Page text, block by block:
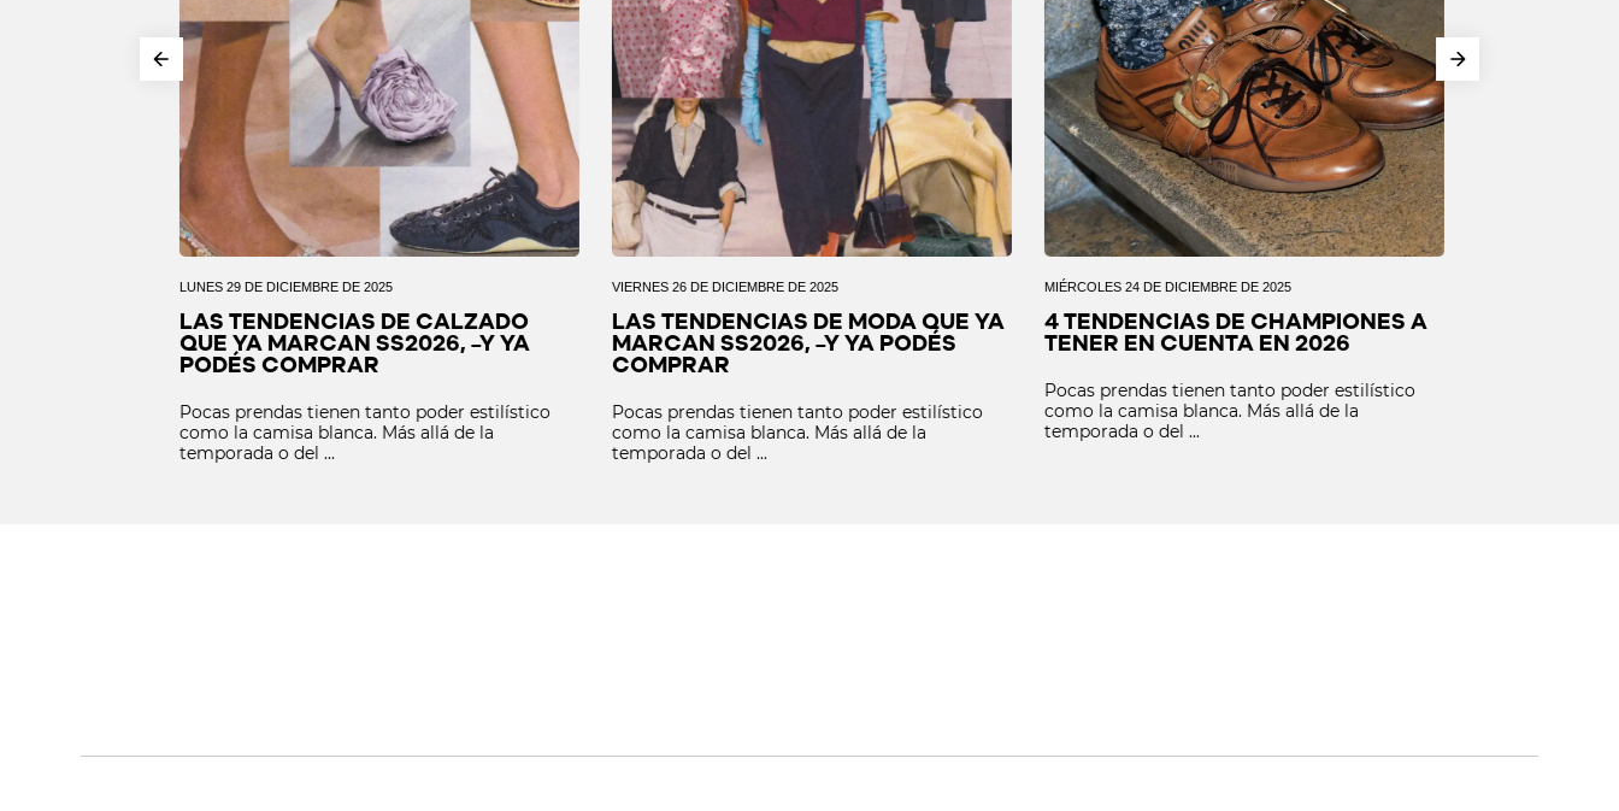
LUNES 29 DE DICIEMBRE DE 2025
LAS TENDENCIAS DE CALZADO
QUE YA MARCAN SS2026, –Y YA
PODÉS COMPRAR
Pocas prendas tienen tanto poder estilístico
como la camisa blanca. Más allá de la
temporada o del ...
VIERNES 26 DE DICIEMBRE DE 2025
LAS TENDENCIAS DE MODA QUE YA
MARCAN SS2026, –Y YA PODÉS
COMPRAR
Pocas prendas tienen tanto poder estilístico
como la camisa blanca. Más allá de la
temporada o del ...
MIÉRCOLES 24 DE DICIEMBRE DE 2025
4 TENDENCIAS DE CHAMPIONES A
TENER EN CUENTA EN 2026
Pocas prendas tienen tanto poder estilístico
como la camisa blanca. Más allá de la
temporada o del ...